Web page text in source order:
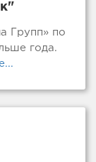
Групп» по
года.